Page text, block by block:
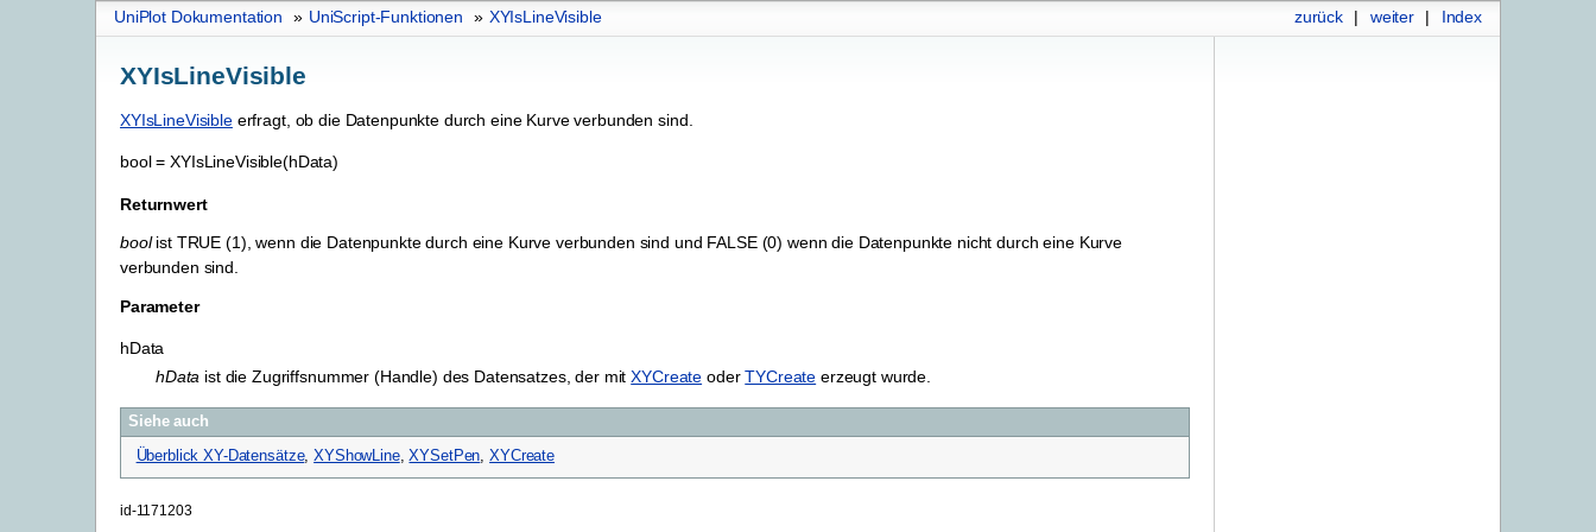
Index
weiter |
zurück |
UniPlot Dokumentation » UniScript-Funktionen » XYIsLineVisible
XYIsLineVisible
XYIsLineVisibleerfragt, ob die Datenpunkte durch eine Kurve verbunden sind.
bool = XYIsLineVisible(hData)
Returnwert
boolist TRUE (1), wenn die Datenpunkte durch eine Kurve verbunden sind und FALSE (0) wenn die Datenpunkte nicht durch eine Kurve
verbunden sind.
Parameter
hData
hData ist die Zugriffsnummer (Handle) des Datensatzes, der mitXYCreate oderTYCreate erzeugt wurde.
Siehe auch
Überblick XY-Datensätze,XYShowLine,XYSetPen,XYCreate
id-1171203